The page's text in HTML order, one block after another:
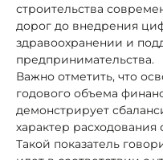
строительства
дорог до внедрения
здравоохранении и
предпринимательства.
Важно отметить, что
годового объема
демонстрирует
характер расходования
Такой показатель